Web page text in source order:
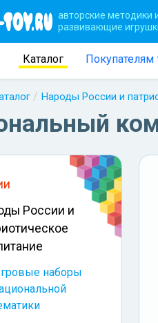
авторские методики
развивающие
Каталог Покупателям
Народы России и
России и
наборы